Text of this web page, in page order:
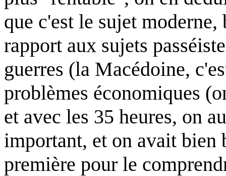
que c'est le sujet
rapport aux sujets
guerres (la Macédoine,
problèmes économiques
et avec les 35 heures, on
important, et on avait bien
première pour le